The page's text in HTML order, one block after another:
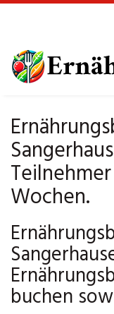
main
content
Wochen.
buchen